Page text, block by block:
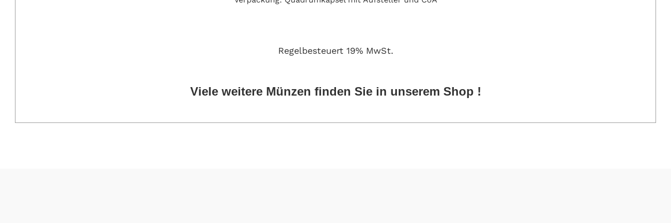
Regelbesteuert 19% MwSt.
Viele weitere Münzen finden Sie in unserem Shop !